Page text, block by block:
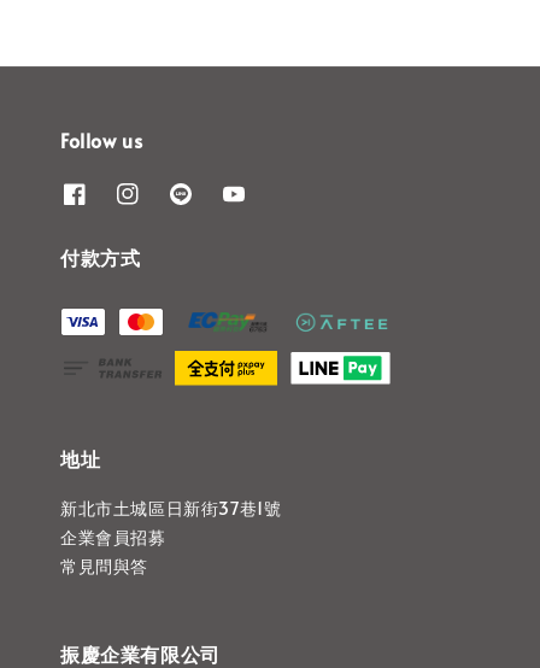
Follow us
付款方式
地址
新北市土城區日新街37巷1號
企業會員招募
常見問與答
振慶企業有限公司